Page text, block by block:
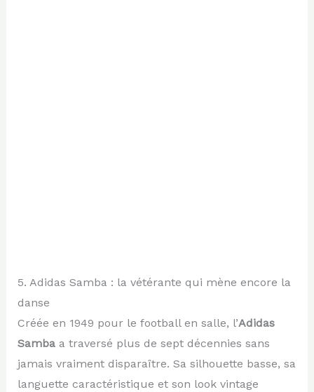
5. Adidas Samba : la vétérante qui mène encore la
danse
Créée en 1949 pour le football en salle, l’Adidas
Sambaa traversé plus de sept décennies sans
jamais vraiment disparaître. Sa silhouette basse, sa
languette caractéristique et son look vintage